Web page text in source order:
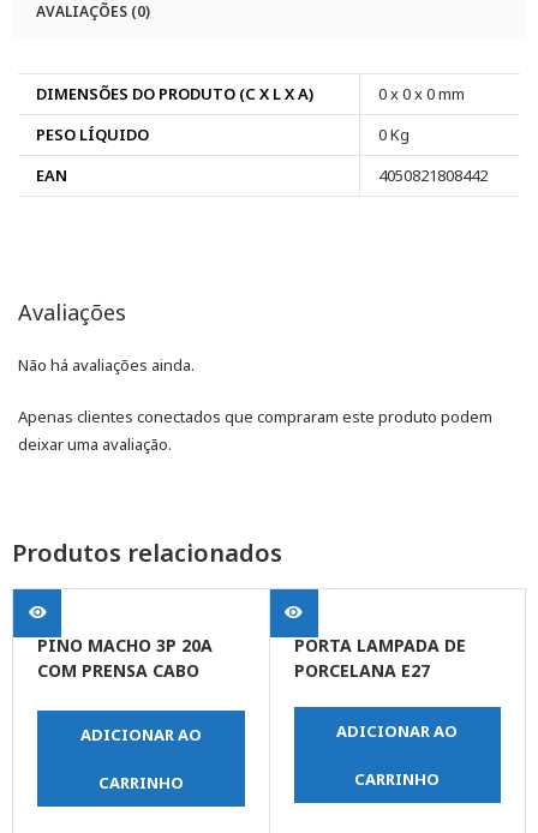
AVALIAÇÕES (0)
DIMENSÕES DO PRODUTO (C X L X A)
0 x 0 x 0 mm
PESO LÍQUIDO
0 Kg
EAN
4050821808442
Avaliações
Não há avaliações ainda.
Apenas clientes conectados que compraram este produto podem
deixar uma avaliação.
Produtos relacionados
PINO MACHO 3P 20A
COM PRENSA CABO
ADICIONAR AO
CARRINHO
PORTA LAMPADA DE
PORCELANA E27
ADICIONAR AO
CARRINHO